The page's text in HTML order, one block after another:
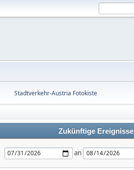
Stadtverkehr-Austria Fotokiste
Zukünftige Ereignisse
an